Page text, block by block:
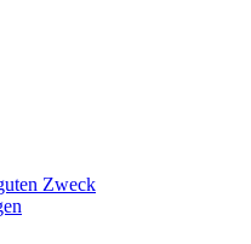
Zweck